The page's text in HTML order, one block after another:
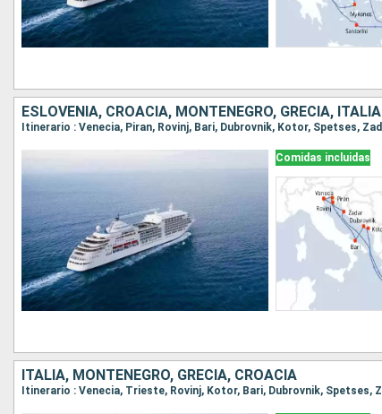
ESLOVENIA, CROACIA, MONTENEGRO, GRECIA, ITALIA
Comidas incluidas
ITALIA, MONTENEGRO, GRECIA, CROACIA